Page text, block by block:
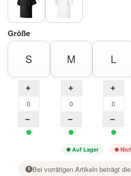
Größe
S M L
Auf Lager
Bei vorrätigen Artikeln beträgt